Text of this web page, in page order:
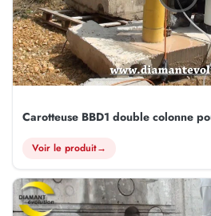
Carotteuse BBD1 double colonne
Voir le produit→